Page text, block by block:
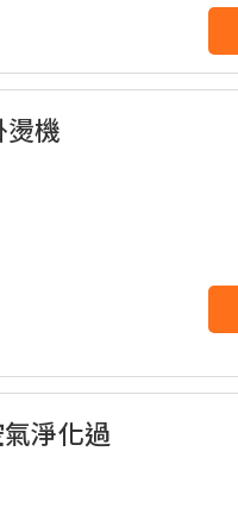
機
淨化過